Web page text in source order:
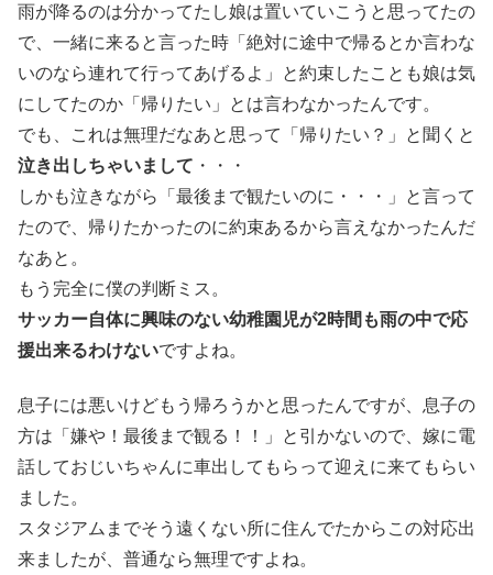
雨が降るのは分かってたし娘は置いていこうと思ってたの
で、一緒に来ると言った時「絶対に途中で帰るとか言わな
いのなら連れて行ってあげるよ」と約束したことも娘は気
にしてたのか「帰りたい」とは言わなかったんです。
でも、これは無理だなあと思って「帰りたい？」と聞くと
泣き出しちゃいまして ・・・
しかも泣きながら「最後まで観たいのに・・・」と言って
たので、帰りたかったのに約束あるから言えなかったんだ
なあと。
もう完全に僕の判断ミス。
サッカー自体に興味のない幼稚園児が2時間も雨の中で応
援出来るわけないですよね。
息子には悪いけどもう帰ろうかと思ったんですが、息子の
方は「嫌や！最後まで観る！！」と引かないので、嫁に電
話しておじいちゃんに車出してもらって迎えに来てもらい
ました。
スタジアムまでそう遠くない所に住んでたからこの対応出
来ましたが、普通なら無理ですよね。